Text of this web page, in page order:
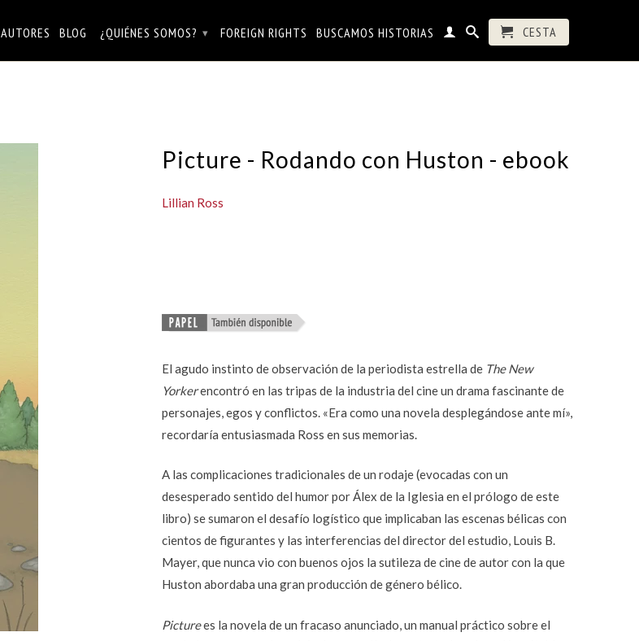
AUTORES BLOG ¿QUIÉNES SOMOS? ▾ FOREIGN RIGHTS BUSCAMOS HISTORIAS CESTA
Picture - Rodando con Huston - ebook
Lillian Ross
El agudo instinto de observación de la periodista estrella de The New
Yorkerencontró en las tripas de la industria del cine un drama fascinante de
personajes, egos y conflictos. «Era como una novela desplegándose ante mí»,
recordaría entusiasmada Ross en sus memorias.
A las complicaciones tradicionales de un rodaje (evocadas con un
desesperado sentido del humor por Álex de la Iglesia en el prólogo de este
libro) se sumaron el desafío logístico que implicaban las escenas bélicas con
cientos de figurantes y las interferencias del director del estudio, Louis B.
Mayer, que nunca vio con buenos ojos la sutileza de cine de autor con la que
Huston abordaba una gran producción de género bélico.
Picturees la novela de un fracaso anunciado, un manual práctico sobre el